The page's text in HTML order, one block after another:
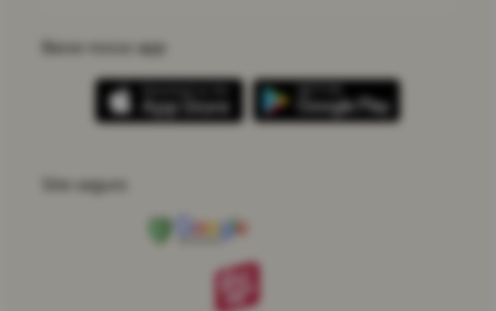
Baixe nosso app
Site seguro